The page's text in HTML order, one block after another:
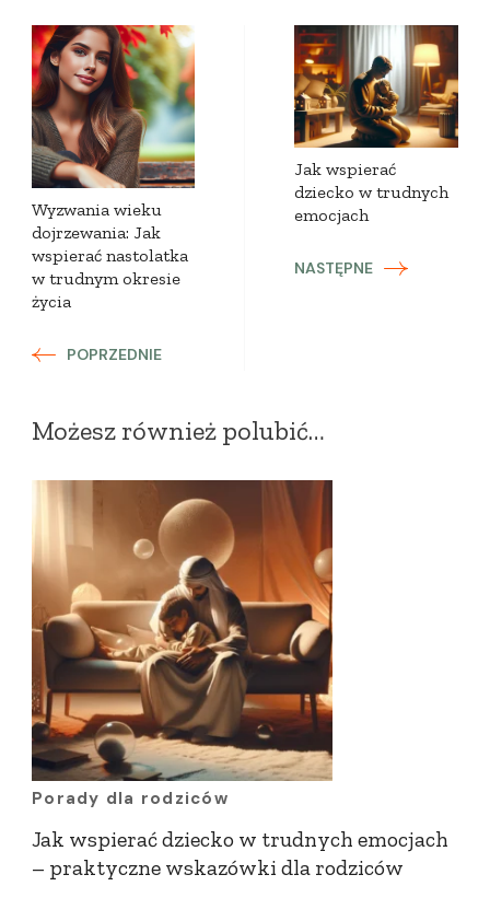
Zobacz
wpisy
Wyzwania wieku
dojrzewania: Jak
wspierać nastolatka
w trudnym okresie
życia
POPRZEDNIE
Jak wspierać
dziecko w trudnych
emocjach
NASTĘPNE
Możesz również polubić…
Porady dla rodziców
Jak wspierać dziecko w trudnych emocjach
– praktyczne wskazówki dla rodziców